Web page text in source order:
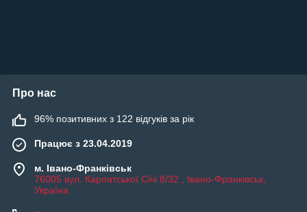
Про нас
96% позитивних з 122 відгуків за рік
Працює з 23.04.2019
м. Івано-Франківськ
76005 вул. Карпатської Січі 8/32 , Івано-Франківськ,
Україна